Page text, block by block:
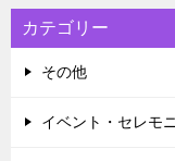
カテゴリー
その他
イベント・セレモ